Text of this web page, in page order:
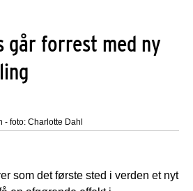
går forrest med ny
- foto: Charlotte Dahl
som det første sted i verden et nyt